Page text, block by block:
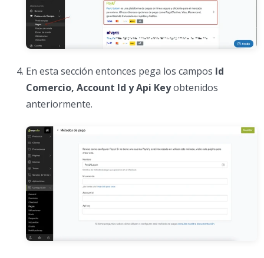
En esta sección entonces pega los campos Id
Comercio, Account Id y Api Keyobtenidos
anteriormente.